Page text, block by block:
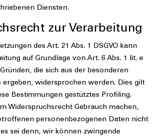
Diensten.
zur Verarbeitung
des Art. 21 Abs. 1 DSGVO kann
auf Grundlage von Art. 6 Abs. 1 lit. e
die sich aus der besonderen
ergeben, widersprochen werden. Dies gilt
Bestimmungen gestütztes Profiling.
Widerspruchsrecht Gebrauch machen,
personenbezogenen Daten nicht
sei denn, wir können zwingende